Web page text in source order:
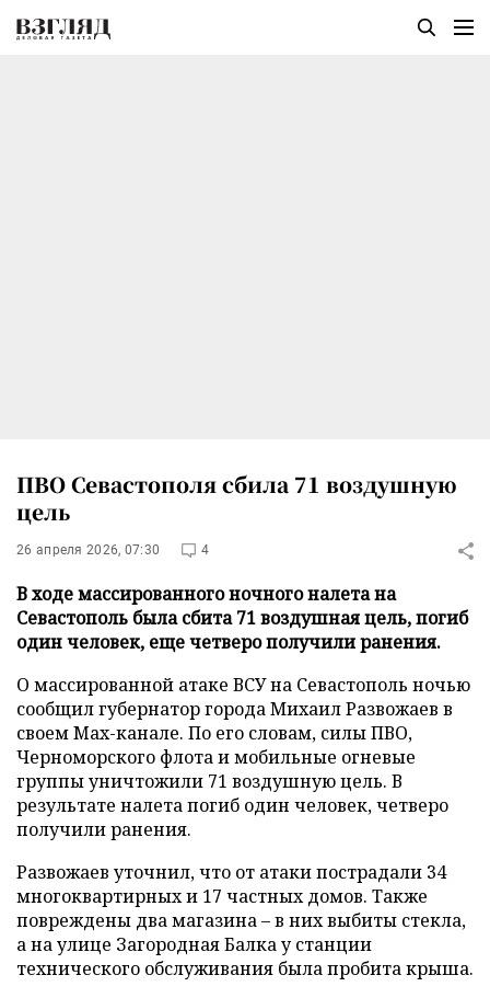
ПВО Севастополя сбила 71 воздушную
цель
26 апреля 2026, 07:30 4
В ходе массированного ночного налета на
Севастополь была сбита 71 воздушная цель, погиб
один человек, еще четверо получили ранения.
О массированной атаке ВСУ на Севастополь ночью
сообщил губернатор города Михаил Развожаев в
своем Max-канале. По его словам, силы ПВО,
Черноморского флота и мобильные огневые
группы уничтожили 71 воздушную цель. В
результате налета погиб один человек, четверо
получили ранения.
Развожаев уточнил, что от атаки пострадали 34
многоквартирных и 17 частных домов. Также
повреждены два магазина – в них выбиты стекла,
а на улице Загородная Балка у станции
технического обслуживания была пробита крыша.